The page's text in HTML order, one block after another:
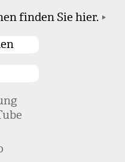
finden Sie hier.